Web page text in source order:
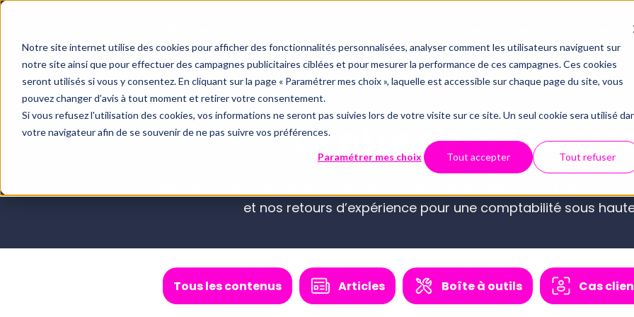
Notre site internet utilise des cookies pour afficher des fonctionnalités personnalisées, analyser comment les utilisateurs naviguent sur
notre site ainsi que pour effectuer des campagnes publicitaires ciblées et pour mesurer la performance de ces campagnes. Ces cookies
seront utilisés si vous y consentez. En cliquant sur la page « Paramétrer mes choix », laquelle est accessible sur chaque page du site, vous
pouvez changer d’avis à tout moment et retirer votre consentement.
Si vous refusez l'utilisation des cookies, vos informations ne seront pas suivies lors de votre visite sur ce site. Un seul cookie sera utilisé
votre navigateur afin de se souvenir de ne pas suivre vos préférences.
Paramétrer mes choix Tout accepter Tout refuser
Offres
Examen de Conformité
Full audit
API
Nous
Webinaires Centre d'aide
Par
Le contrôle
Tout savoir
Data et
À
Qui
Sécurité
Centre de
Articles de blog, webinaires, livres blancs, cas clients… découvrez tous nos
et nos retours d’expérience pour une comptabilité sous
Tous les contenus Articles Boîte à outils Cas